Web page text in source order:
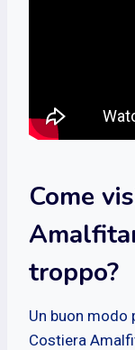
Come
troppo?
Un buon modo
Costiera